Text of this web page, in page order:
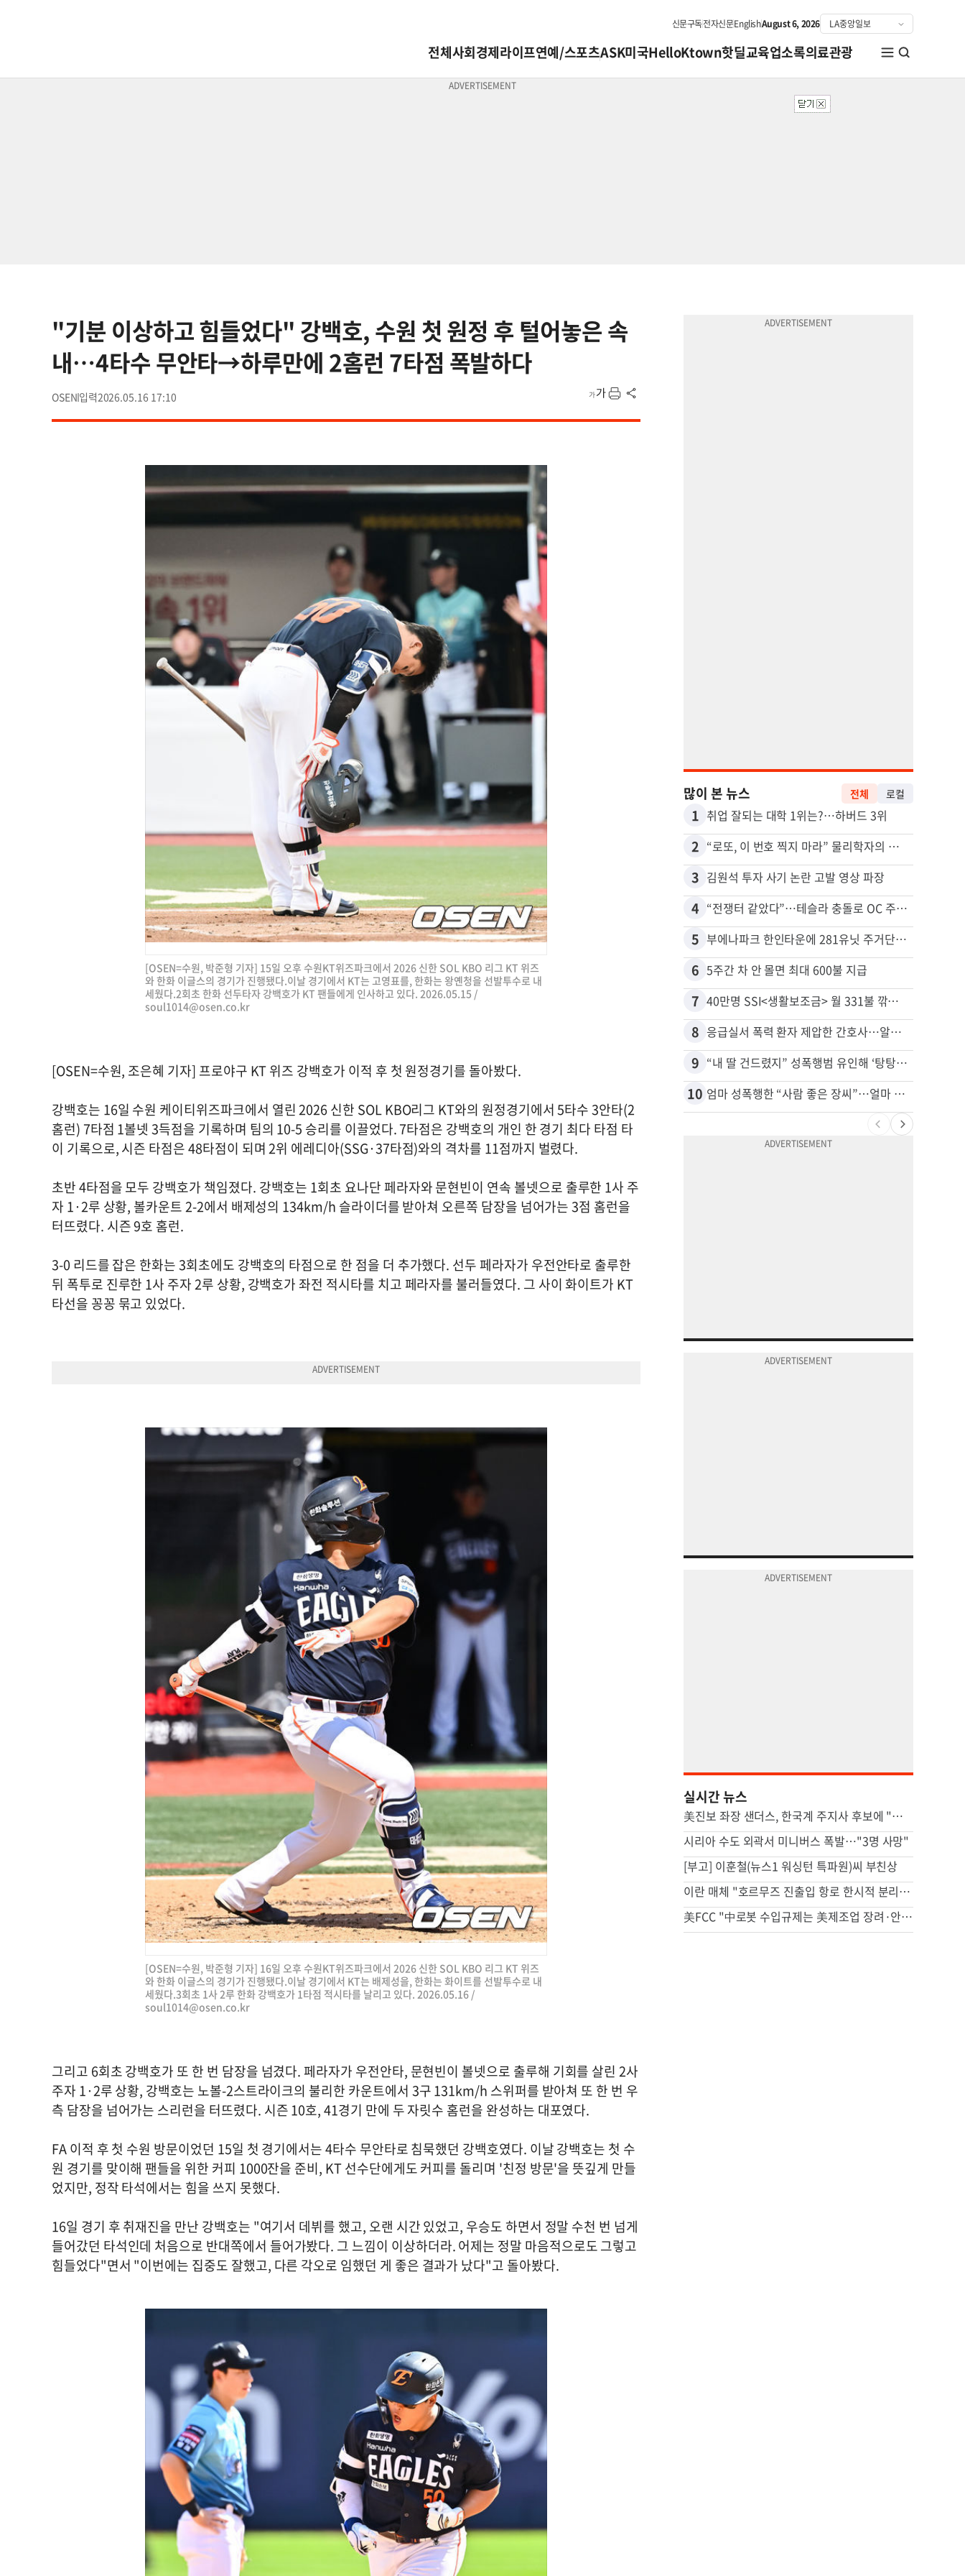
신문구독전자신문EnglishAugust 6, 2026
전체사회경제라이프연예/스포츠ASK미국HelloKtown핫딜교육업소록의료관광
"기분 이상하고 힘들었다" 강백호, 수원 첫 원정 후 털어놓은 속
내…4타수 무안타→하루만에 2홈런 7타점 폭발하다
OSEN 2026.05.16 17:10
[OSEN=수원, 박준형 기자] 15일 오후 수원KT위즈파크에서 2026 신한 SOL KBO 리그 KT 위즈
와 한화 이글스의 경기가 진행됐다.이날 경기에서 KT는 고영표를, 한화는 왕옌청을 선발투수로 내
세웠다.2회초 한화 선두타자 강백호가 KT 팬들에게 인사하고 있다. 2026.05.15 /
soul1014@osen.co.kr
[OSEN=수원, 조은혜 기자] 프로야구 KT 위즈 강백호가 이적 후 첫 원정경기를 돌아봤다.
강백호는 16일 수원 케이티위즈파크에서 열린 2026 신한 SOL KBO리그 KT와의 원정경기에서 5타수 3안타(2
홈런) 7타점 1볼넷 3득점을 기록하며 팀의 10-5 승리를 이끌었다. 7타점은 강백호의 개인 한 경기 최다 타점 타
이 기록으로, 시즌 타점은 48타점이 되며 2위 에레디아(SSG·37타점)와의 격차를 11점까지 벌렸다.
초반 4타점을 모두 강백호가 책임졌다. 강백호는 1회초 요나단 페라자와 문현빈이 연속 볼넷으로 출루한 1사 주
자 1·2루 상황, 볼카운트 2-2에서 배제성의 134km/h 슬라이더를 받아쳐 오른쪽 담장을 넘어가는 3점 홈런을
터뜨렸다. 시즌 9호 홈런.
3-0 리드를 잡은 한화는 3회초에도 강백호의 타점으로 한 점을 더 추가했다. 선두 페라자가 우전안타로 출루한
뒤 폭투로 진루한 1사 주자 2루 상황, 강백호가 좌전 적시타를 치고 페라자를 불러들였다. 그 사이 화이트가 KT
타선을 꽁꽁 묶고 있었다.
[OSEN=수원, 박준형 기자] 16일 오후 수원KT위즈파크에서 2026 신한 SOL KBO 리그 KT 위즈
와 한화 이글스의 경기가 진행됐다.이날 경기에서 KT는 배제성을, 한화는 화이트를 선발투수로 내
세웠다.3회초 1사 2루 한화 강백호가 1타점 적시타를 날리고 있다. 2026.05.16 /
soul1014@osen.co.kr
그리고 6회초 강백호가 또 한 번 담장을 넘겼다. 페라자가 우전안타, 문현빈이 볼넷으로 출루해 기회를 살린 2사
주자 1·2루 상황, 강백호는 노볼-2스트라이크의 불리한 카운트에서 3구 131km/h 스위퍼를 받아쳐 또 한 번 우
측 담장을 넘어가는 스리런을 터뜨렸다. 시즌 10호, 41경기 만에 두 자릿수 홈런을 완성하는 대포였다.
FA 이적 후 첫 수원 방문이었던 15일 첫 경기에서는 4타수 무안타로 침묵했던 강백호였다. 이날 강백호는 첫 수
원 경기를 맞이해 팬들을 위한 커피 1000잔을 준비, KT 선수단에게도 커피를 돌리며 '친정 방문'을 뜻깊게 만들
었지만, 정작 타석에서는 힘을 쓰지 못했다.
16일 경기 후 취재진을 만난 강백호는 "여기서 데뷔를 했고, 오랜 시간 있었고, 우승도 하면서 정말 수천 번 넘게
들어갔던 타석인데 처음으로 반대쪽에서 들어가봤다. 그 느낌이 이상하더라. 어제는 정말 마음적으로도 그렇고
힘들었다"면서 "이번에는 집중도 잘했고, 다른 각오로 임했던 게 좋은 결과가 났다"고 돌아봤다.
많이 본 뉴스 전체 로컬
1 취업 잘되는 대학 1위는?…하버드 3위
2 “로또, 이 번호 찍지 마라” 물리학자의 당첨금 높이는 비밀
3 김원석 투자 사기 논란 고발 영상 파장
4 “전쟁터 같았다”…테슬라 충돌로 OC 주택 4채 파손
5 부에나파크 한인타운에 281유닛 주거단지 들어선다
6 5주간 차 안 몰면 최대 600불 지급
7 40만명 SSI<생활보조금> 월 331불 깎이나
8 응급실서 폭력 환자 제압한 간호사…알고 보니
9 “내 딸 건드렸지” 성폭행범 유인해 ‘탕탕’…아빠의 복수 결말
10 엄마 성폭행한 “사람 좋은 장씨”…얼마 뒤 딸 배도 불러왔다
실시간 뉴스
美진보 좌장 샌더스, 한국계 주지사 후보에 "공개지지 않겠다"
시리아 수도 외곽서 미니버스 폭발…"3명 사망"
[부고] 이훈철(뉴스1 워싱턴 특파원)씨 부친상
이란 매체 "호르무즈 진출입 항로 한시적 분리…이후엔 중앙항로만"
美FCC "中로봇 수입규제는 美제조업 장려·안보위험 대응 목적"